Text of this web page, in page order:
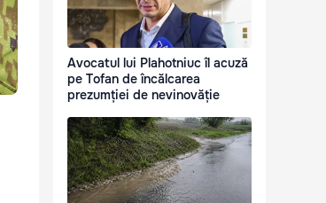
Avocatul lui Plahotniuc îl acuză
pe Tofan de încălcarea
prezumției de nevinovăție